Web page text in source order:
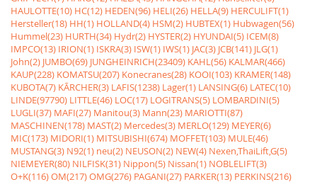
HAULOTTE(10) HC(12) HEDEN(96) HELI(26) HELLA(9) HERCULIFT(1)
Hersteller(18) HH(1) HOLLAND(4) HSM(2) HUBTEX(1) Hubwagen(56)
Hummel(23) HURTH(34) Hydr(2) HYSTER(2) HYUNDAI(5) ICEM(8)
IMPCO(13) IRION(1) ISKRA(3) ISW(1) IWS(1) JAC(3) JCB(141) JLG(1)
John(2) JUMBO(69) JUNGHEINRICH(23409) KAHL(56) KALMAR(466)
KAUP(228) KOMATSU(207) Konecranes(28) KOOI(103) KRAMER(148)
KUBOTA(7) KÃRCHER(3) LAFIS(1238) Lager(1) LANSING(6) LATEC(10)
LINDE(97790) LITTLE(46) LOC(17) LOGITRANS(5) LOMBARDINI(5)
LUGLI(37) MAFI(27) Manitou(3) Mann(23) MARIOTTI(87)
MASCHINEN(178) MAST(2) Mercedes(3) MERLO(129) MEYER(6)
MIC(173) MIDORI(1) MITSUBISHI(674) MOFFET(103) MULE(46)
MUSTANG(3) N92(1) neu(2) NEUSON(2) NEW(4) Nexen,ThaiLift,G(5)
NIEMEYER(80) NILFISK(31) Nippon(5) Nissan(1) NOBLELIFT(3)
O+K(116)OM(217)OMG(276) PAGANI(27) PARKER(13) PERKINS(216)